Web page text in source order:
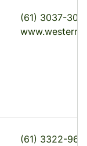
(61) 3037-
(61) 3322-